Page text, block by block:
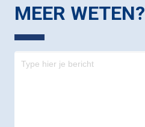
MEER WETEN?
Contact